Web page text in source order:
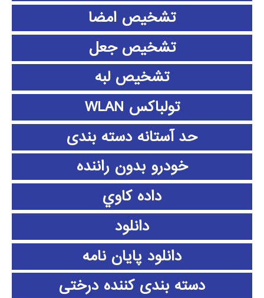
تشخیص امضا
تشخیص جعل
تشخیص لبه
تولباکس WLAN
حد آستانه دسته بندی
خودرو بدون راننده
داده كاوي
دانلود
دانلود پايان نامه
دسته بندی کننده درختی